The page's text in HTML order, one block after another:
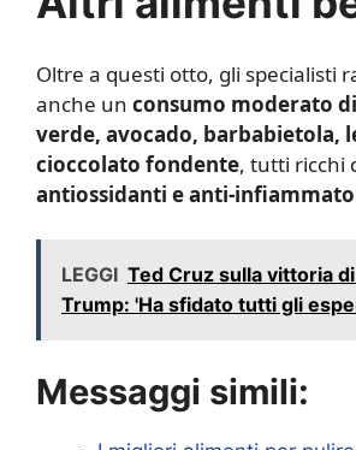
Oltre a questi otto, gli specialisti
anche un consumo moderato
verde, avocado, barbabietola,
cioccolato fondente, tutti ricchi
antiossidanti e anti-
LEGGI Ted Cruz sulla vittoria
Trump: 'Ha sfidato tutti gli
Messaggi simili: